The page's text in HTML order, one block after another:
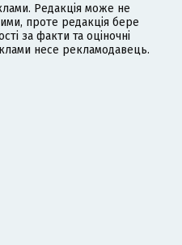
Редакція може не
проте редакція бере
за факти та оціночні
несе рекламодавець.